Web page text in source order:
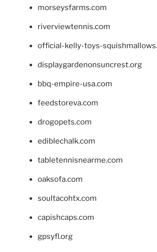
morseysfarms.com
riverviewtennis.com
official-kelly-toys-
displaygardenonsuncrest.org
bbq-empire-usa.com
feedstoreva.com
drogopets.com
ediblechalk.com
tabletennisnearme.com
oaksofa.com
soultacohtx.com
capishcaps.com
gpsyfl.org